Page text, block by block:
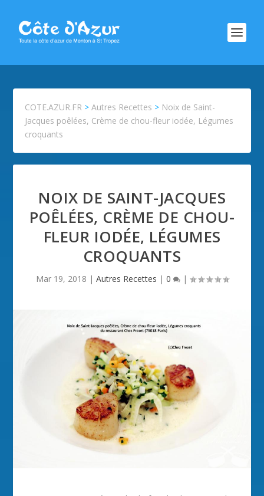
COTE.AZUR.FR >Autres Recettes > Noix de Saint-
Jacques poêlées, Crème de chou-fleur iodée, Légumes
croquants
NOIX DE SAINT-JACQUES
POÊLÉES, CRÈME DE CHOU-
FLEUR IODÉE, LÉGUMES
CROQUANTS
Mar 19, 2018 | Autres Recettes | 0 |